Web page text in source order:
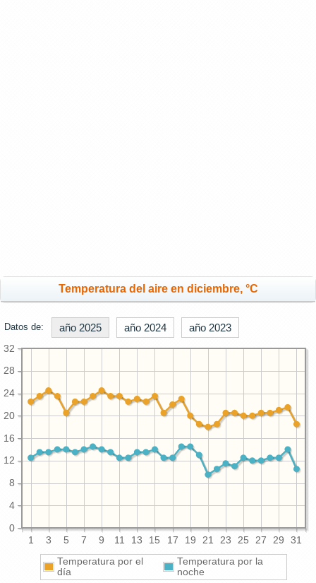
Temperatura del aire en diciembre, °C
Datos de: año 2025 año 2024 año 2023
1 3 5 7 9 11 13 15 17 19 21 23 25 27 29 31
0
4
8
12
16
20
24
28
32
Temperatura por el
día
Temperatura por la
noche